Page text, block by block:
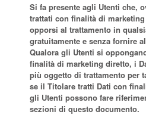
Si fa presente agli Utenti che,
trattati con finalità di
opporsi al trattamento in
gratuitamente e senza fornire
Qualora gli Utenti si
finalità di marketing diretto, i
più oggetto di trattamento per
se il Titolare tratti Dati con
gli Utenti possono fare
sezioni di questo documento.